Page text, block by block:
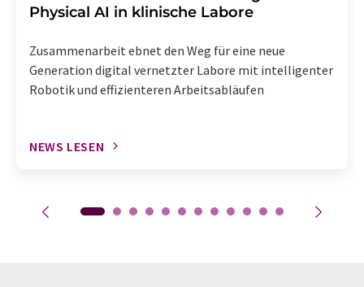
Physical AI in klinische Labore
Zusammenarbeit ebnet den Weg für eine neue
Generation digital vernetzter Labore mit intelligenter
Robotik und effizienteren Arbeitsabläufen
NEWS LESEN